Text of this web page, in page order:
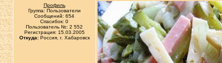
Профиль
Группа: Пользователи
Сообщений: 654
Спасибок: 0
Пользователь №: 2 552
Регистрация: 15.03.2005
Откуда:Россия, г. Хабаровск